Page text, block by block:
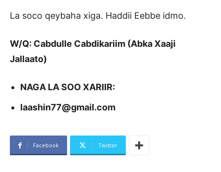
La soco qeybaha xiga. Haddii Eebbe idmo.
W/Q: Cabdulle Cabdikariim (Abka Xaaji
Jallaato)
NAGA LA SOO XARIIR:
laashin77@gmail.com
Facebook Twitter